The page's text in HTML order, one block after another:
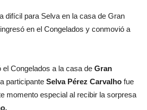
difícil para Selva en la casa de Gran
en el Congelados y conmovió a
Congelados a la casa de Gran
participante Selva Pérez Carvalho fue
momento especial al recibir la sorpresa